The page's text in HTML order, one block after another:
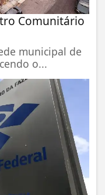
Comunitário
municipal de
o...